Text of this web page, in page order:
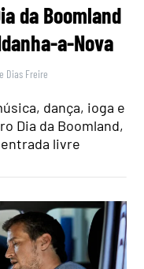
da Boomland
a-Nova
Dias Freire
dança, ioga e
Dia da Boomland,
livre